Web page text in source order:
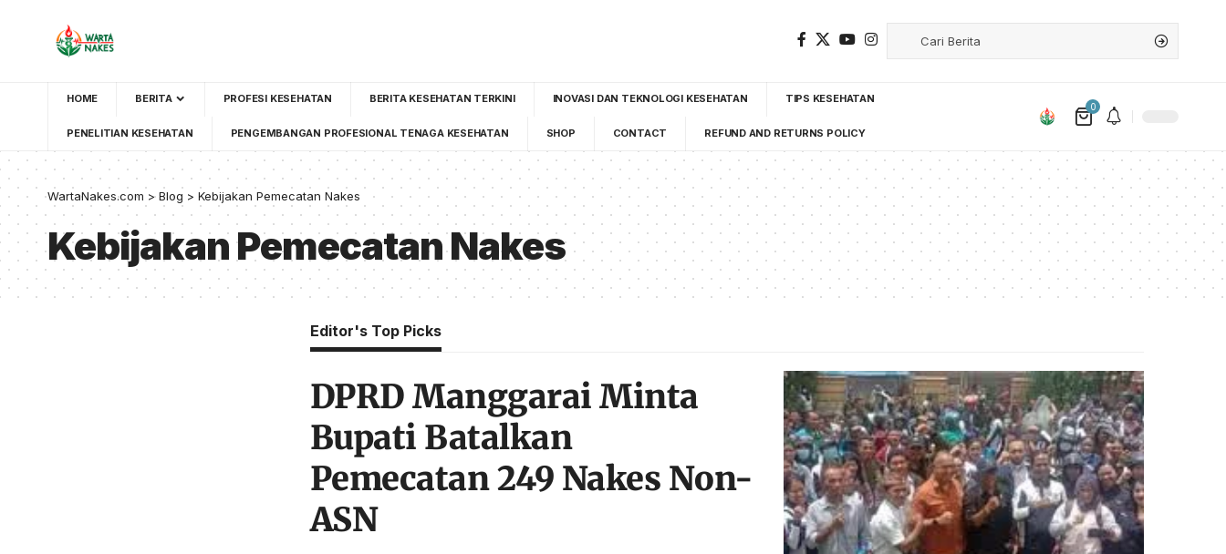
HOME BERITA PROFESI KESEHATAN BERITA KESEHATAN TERKINI INOVASI DAN TEKNOLOGI KESEHATAN TIPS KESEHATAN
PENELITIAN KESEHATAN PENGEMBANGAN PROFESIONAL TENAGA KESEHATAN SHOP CONTACT REFUND AND RETURNS POLICY
0
WartaNakes.com >Blog > Kebijakan Pemecatan Nakes
Kebijakan Pemecatan Nakes
Editor's Top Picks
DPRD Manggarai Minta
Bupati Batalkan
Pemecatan 249 Nakes Non-
ASN